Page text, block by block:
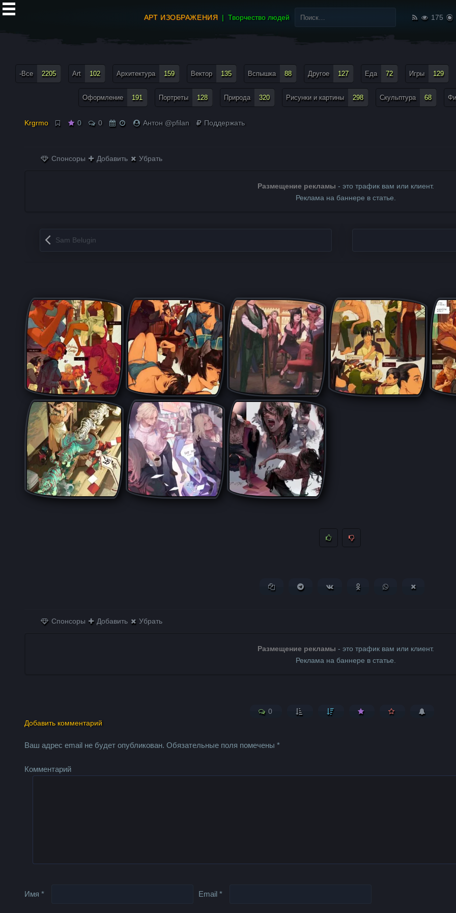
АРТ ИЗОБРАЖЕНИЯ Творчество людей
Найти:
175
-Все 2205 Art 102 Архитектура 159 Вектор 135 Вспышка 88 Другое 127 Еда 72 Игры 129
Оформление 191 Портреты 128 Природа 320 Рисунки и картины 298 Скульптура 68
Krgrmo 0 0 Антон @pfilan Поддержать
Спонсоры Добавить Убрать
Размещение рекламы - это трафик вам или клиент.
Реклама на баннере в статье.
Запись навигация
Sam Belugin
Копировать ссылкуПоделиться в Telegram
Поделиться ВКонтакте
Поделиться вПоделиться в
Спонсоры Добавить Убрать
Размещение рекламы - это трафик вам или клиент.
Реклама на баннере в статье.
0
Добавить комментарий
Ваш адрес email не будет опубликован. Обязательные поля помечены*
Комментарий
Имя* Email*